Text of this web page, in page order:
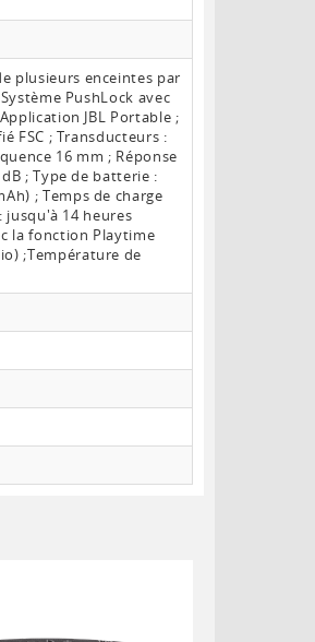
plusieurs enceintes par
PushLock avec
JBL Portable ;
FSC ; Transducteurs :
16 mm ; Réponse
; Type de batterie :
; Temps de charge
jusqu'à 14 heures
la fonction Playtime
;Température de